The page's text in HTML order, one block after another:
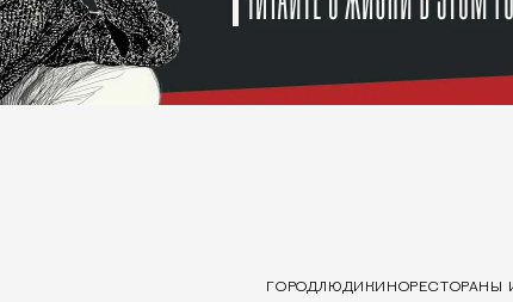
ГОРОДЛЮДИ КИНОРЕСТОРАНЫ